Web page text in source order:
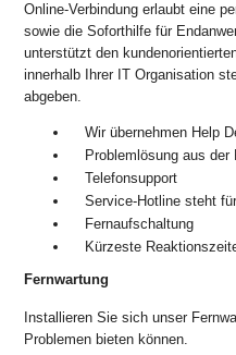
Online-Verbindung erlaubt eine
sowie die Soforthilfe für
unterstützt den
innerhalb Ihrer IT Organisation
abgeben.
Wir übernehmen Help
Problemlösung aus der
Telefonsupport
Service-Hotline steht
Fernaufschaltung
Kürzeste
Fernwartung
Installieren Sie sich unser
Problemen bieten können.